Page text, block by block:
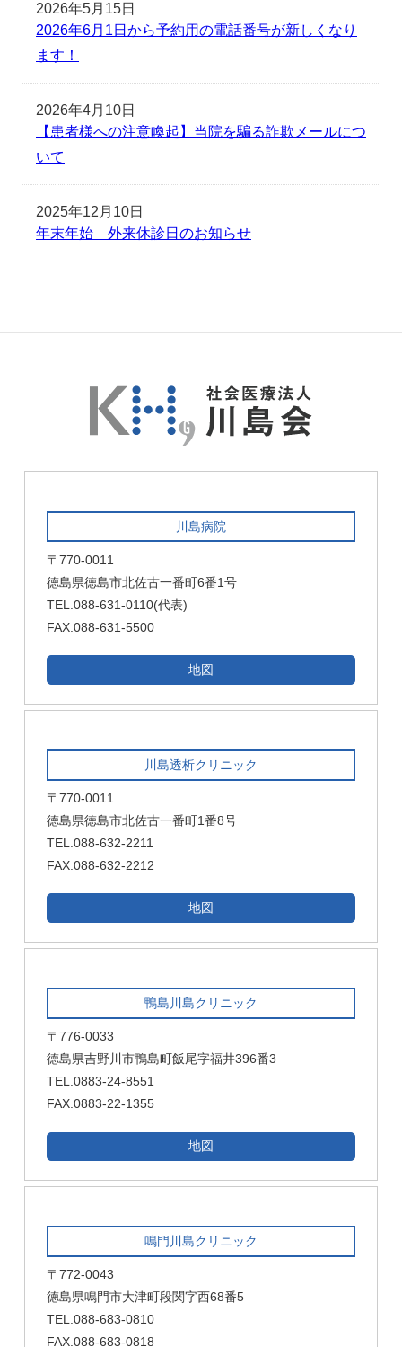
2026年5月15日
2026年6月1日から予約用の電話番号が新しくなり
ます！
2026年4月10日
【患者様への注意喚起】当院を騙る詐欺メールにつ
いて
2025年12月10日
年末年始 外来休診日のお知らせ
川島病院
〒770-0011
徳島県徳島市北佐古一番町6番1号
TEL.088-631-0110(代表)
FAX.088-631-5500
地図
川島透析クリニック
〒770-0011
徳島県徳島市北佐古一番町1番8号
TEL.088-632-2211
FAX.088-632-2212
地図
鴨島川島クリニック
〒776-0033
徳島県吉野川市鴨島町飯尾字福井396番3
TEL.0883-24-8551
FAX.0883-22-1355
地図
鳴門川島クリニック
〒772-0043
徳島県鳴門市大津町段関字西68番5
TEL.088-683-0810
FAX.088-683-0818